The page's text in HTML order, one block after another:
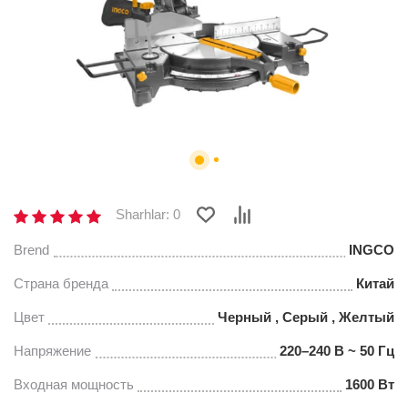
Sharhlar: 0
Brend INGCO
Страна бренда Китай
Цвет Черный , Серый , Желтый
Напряжение 220–240 В ~ 50 Гц
Входная мощность 1600 Вт